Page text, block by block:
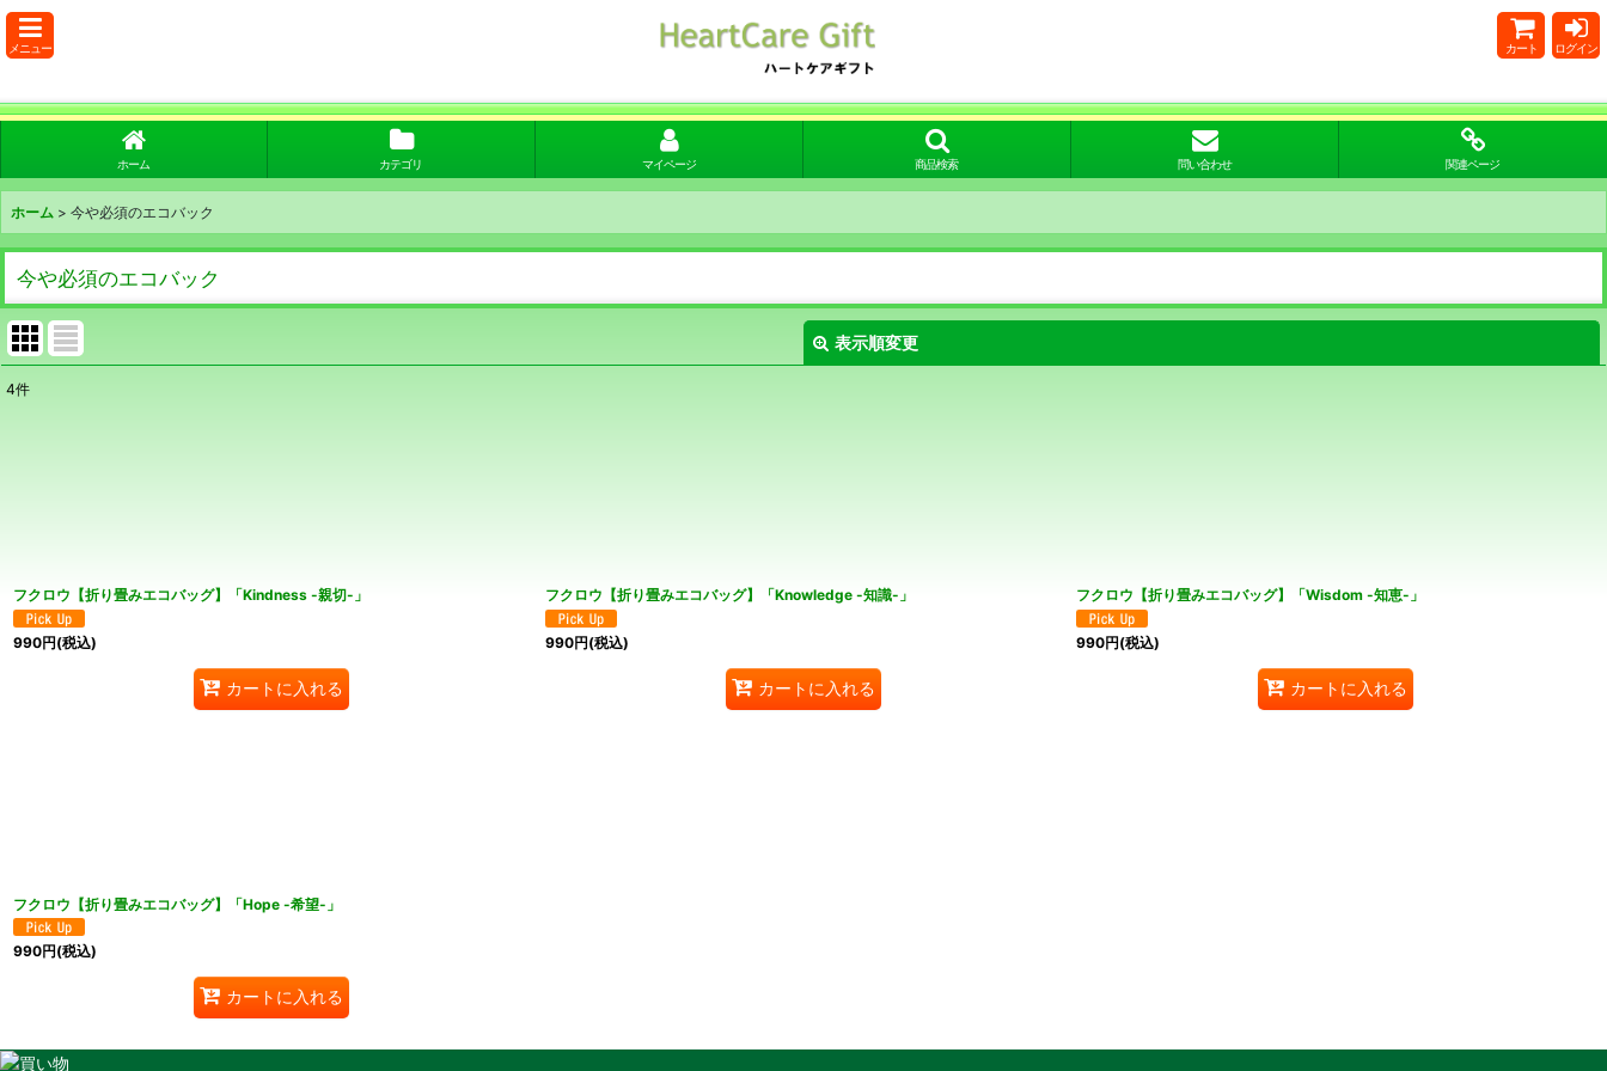
メニュー カート ログイン
ホーム カテゴリ マイページ 商品検索 問い合わせ 関連ページ
ホーム > 今や必須のエコバック
今や必須のエコバック
表示順変更
4件
フクロウ【折り畳みエコバッグ】「Kindness -親切-」
990円(税込)
カートに入れる
フクロウ【折り畳みエコバッグ】「Knowledge -知識-」
990円(税込)
カートに入れる
フクロウ【折り畳みエコバッグ】「Wisdom -知恵-」
990円(税込)
カートに入れる
フクロウ【折り畳みエコバッグ】「Hope -希望-」
990円(税込)
カートに入れる